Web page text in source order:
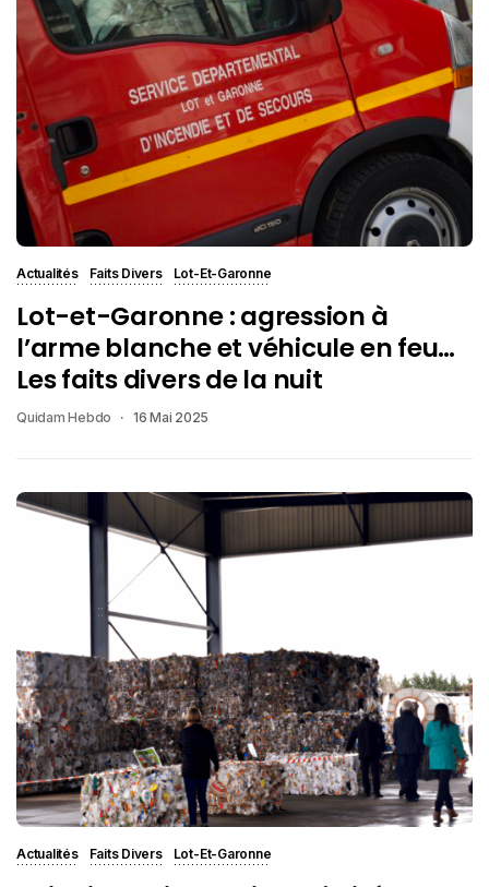
Actualités Faits Divers Lot-Et-Garonne
Lot-et-Garonne : agression à
l’arme blanche et véhicule en feu…
Les faits divers de la nuit
Quidam Hebdo 16 Mai 2025
Actualités Faits Divers Lot-Et-Garonne